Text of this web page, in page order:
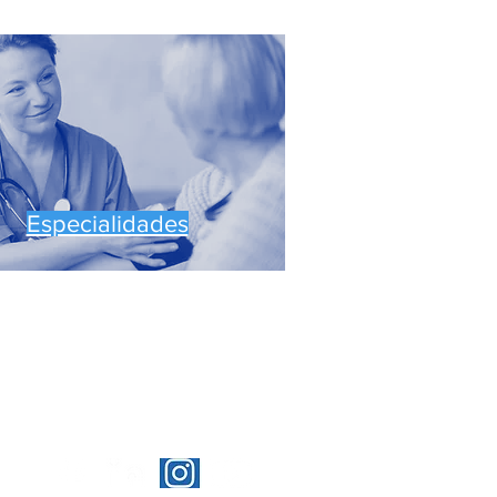
Especialidades